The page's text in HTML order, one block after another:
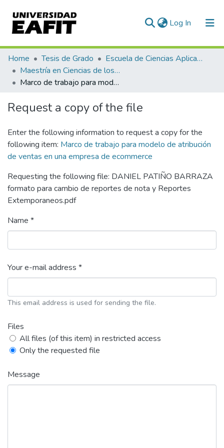
Log In (current)
Communities & Collections
All of DSpace
Home Tesis de Grado
Escuela de Ciencias Aplicadas e Ingeniería
Maestría en Ciencias de los Datos y Analítica (tesis)
Marco de trabajo para modelo de atribución de ventas en una empresa de ecommerce
Request a copy of the file
Enter the following information to request a copy for the
following item: Marco de trabajo para modelo de atribución
de ventas en una empresa de ecommerce
Requesting the following file: DANIEL PATIÑO BARRAZA
formato para cambio de reportes de nota y Reportes
Extemporaneos.pdf
Name *
Your e-mail address *
This email address is used for sending the file.
Files
All files (of this item) in restricted access
Only the requested file
Message